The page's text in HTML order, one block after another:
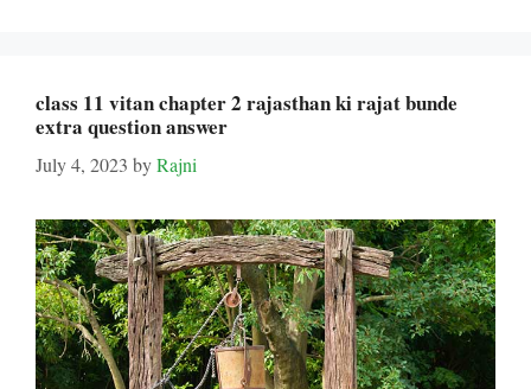
class 11 vitan chapter 2 rajasthan ki rajat bunde
extra question answer
July 4, 2023 byRajni